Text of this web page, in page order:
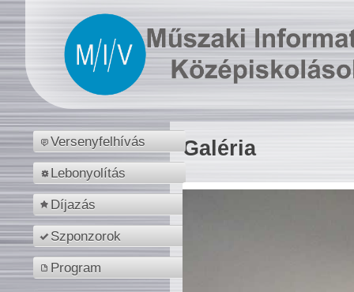
Versenyfelhívás
Lebonyolítás
Díjazás
Szponzorok
Program
Galéria